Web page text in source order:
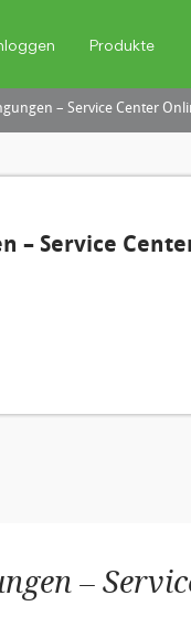
Produkte
– Service Center
– Service
–